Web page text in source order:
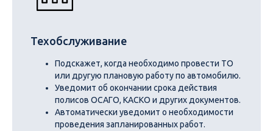
Техобслуживание
Подскажет, когда необходимо провести ТО
или другую плановую работу по автомобилю.
Уведомит об окончании срока действия
полисов ОСАГО, КАСКО и других документов.
Автоматически уведомит о необходимости
проведения запланированных работ.